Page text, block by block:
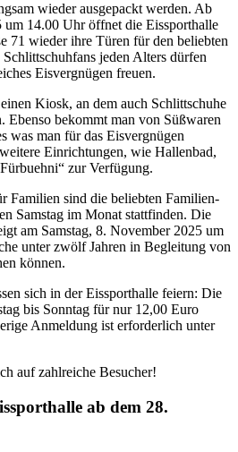
wieder ausgepackt werden. Ab
14.00 Uhr öffnet die Eissporthalle
71 wieder ihre Türen für den beliebten
jeden Alters dürfen
Eisvergnügen freuen.
Kiosk, an dem auch Schlittschuhe
Ebenso bekommt man von Süßwaren
was man für das Eisvergnügen
Einrichtungen, wie Hallenbad,
zur Verfügung.
Familien sind die beliebten Familien-
Samstag im Monat stattfinden. Die
am Samstag, 8. November 2025 um
unter zwölf Jahren in Begleitung von
können.
sich in der Eissporthalle feiern: Die
bis Sonntag für nur 12,00 Euro
Anmeldung ist erforderlich unter
auf zahlreiche Besucher!
ab dem 28.